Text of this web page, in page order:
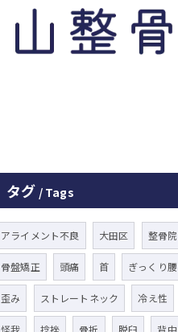
タグ Tags
アライメント不良 大田区 整骨院
骨盤矯正 頭痛 首 ぎっくり腰
歪み ストレートネック 冷え性
怪我 捻挫 骨折 脱臼 背中